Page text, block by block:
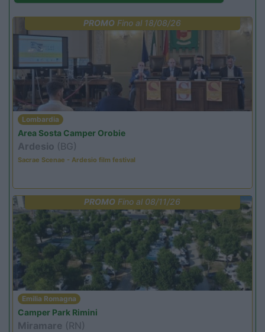
PROMO Fino al 18/08/26
Lombardia
Area Sosta Camper Orobie
Ardesio (BG)
Sacrae Scenae - Ardesio film festival
PROMO Fino al 08/11/26
Emilia Romagna
Camper Park Rimini
Miramare (RN)